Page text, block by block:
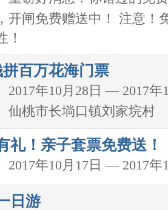
开闸免费赠送中！ 注意！
！
拼百万花海门票
2017年10月28日 — 2017年
仙桃市长埫口镇刘家垸村
礼！亲子套票免费送！
2017年10月17日 — 2017年
日游